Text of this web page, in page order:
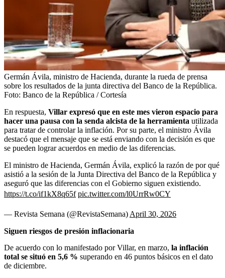
Germán Ávila, ministro de Hacienda, durante la rueda de prensa
sobre los resultados de la junta directiva del Banco de la República.
Foto: Banco de la República / Cortesía
En respuesta, Villar expresó que en este mes vieron espacio para
hacer una pausa con la senda alcista de la herramienta utilizada
para tratar de controlar la inflación. Por su parte, el ministro Ávila
destacó que el mensaje que se está enviando con la decisión es que
se pueden lograr acuerdos en medio de las diferencias.
El ministro de Hacienda, Germán Ávila, explicó la razón de por qué
asistió a la sesión de la Junta Directiva del Banco de la República y
aseguró que las diferencias con el Gobierno siguen existiendo.
https://t.co/if1kX8q65f pic.twitter.com/l0UrrRw0CY
— Revista Semana (@RevistaSemana) April 30, 2026
Siguen riesgos de presión inflacionaria
De acuerdo con lo manifestado por Villar, en marzo, la inflación
total se situó en 5,6 % superando en 46 puntos básicos en el dato
de diciembre.